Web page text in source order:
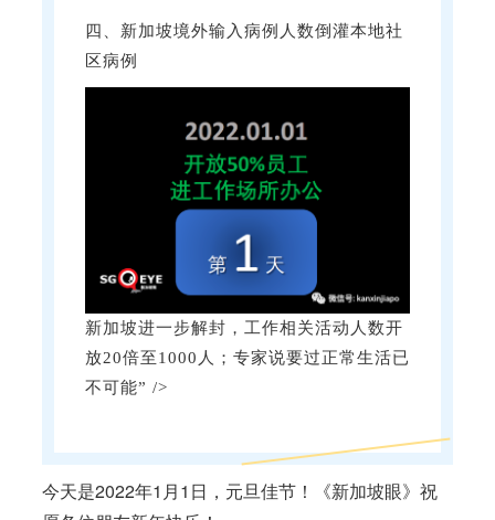
四、 新加坡境外输入病例人数倒灌本地社
区病例
新加坡进一步解封，工作相关活动人数开
放20倍至1000人；专家说要过正常生活已
不可能” />
今天是2022年1月1日，元旦佳节！《新加坡眼》祝